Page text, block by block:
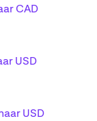
CAD
USD
USD